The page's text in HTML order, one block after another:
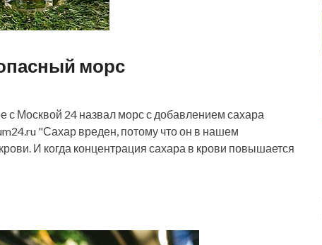
морс
с Москвой 24 назвал морс с добавлением сахара
"Сахар вреден, потому что он в нашем
И когда концентрация сахара в крови повышается